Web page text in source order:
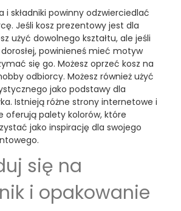
i składniki powinny odzwierciedlać
Jeśli kosz prezentowy jest dla
użyć dowolnego kształtu, ale jeśli
powinieneś mieć motyw
się go. Możesz oprzeć kosz na
odbiorcy. Możesz również użyć
jako podstawy dla
Istnieją różne strony internetowe i
oferują palety kolorów, które
jako inspirację dla swojego
się na
i opakowanie